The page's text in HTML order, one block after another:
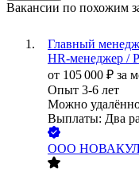
Вакансии по похожим
Главный
HR-менеджер /
от 105 000 ₽ за
Опыт 3-6 лет
Можно
Выплаты: Два
ООО